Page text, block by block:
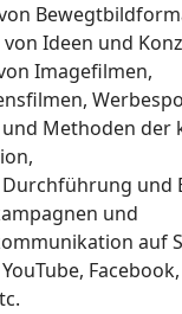
Ideen und
Imagefilmen,
Methoden der
und
und
auf